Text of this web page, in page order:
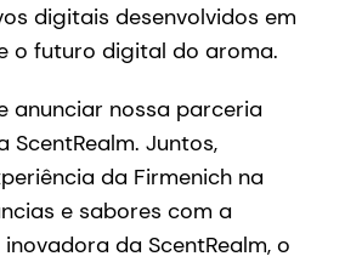
digitais desenvolvidos em
o futuro digital do aroma.
anunciar nossa parceria
Juntos,
da Firmenich na
e sabores com a
da ScentRealm, o